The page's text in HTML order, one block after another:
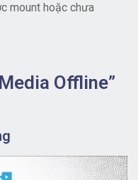
mount hoặc chưa
Offline”